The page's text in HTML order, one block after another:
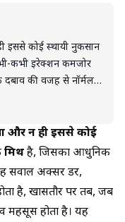
इससे कोई स्थायी नुकसान
कभी इरेक्शन कमजोर
दबाव की वजह से नॉर्मल
कभी-कभार ही
और सुरक्षित कदम है।
और न ही इससे कोई
मिथहै, जिसका आधुनिक
सवाल अक्सर डर,
है, खासतौर पर तब, जब
महसूस होता है। यह